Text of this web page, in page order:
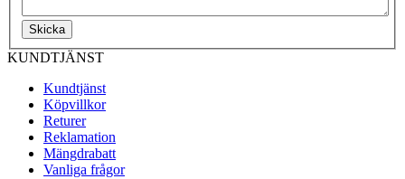
Skicka
KUNDTJÄNST
Kundtjänst
Köpvillkor
Returer
Reklamation
Mängdrabatt
Vanliga frågor